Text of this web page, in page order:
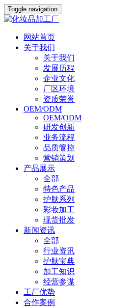
Toggle navigation
网站首页
关于我们
关于我们
发展历程
企业文化
厂区环境
资质荣誉
OEM/ODM
OEM/ODM
研发创新
业务流程
品质管控
营销策划
产品展示
全部
特色产品
护肤系列
彩妆加工
现货批发
新闻资讯
全部
行业资讯
护肤宝典
加工知识
经营参谋
工厂优势
合作案例